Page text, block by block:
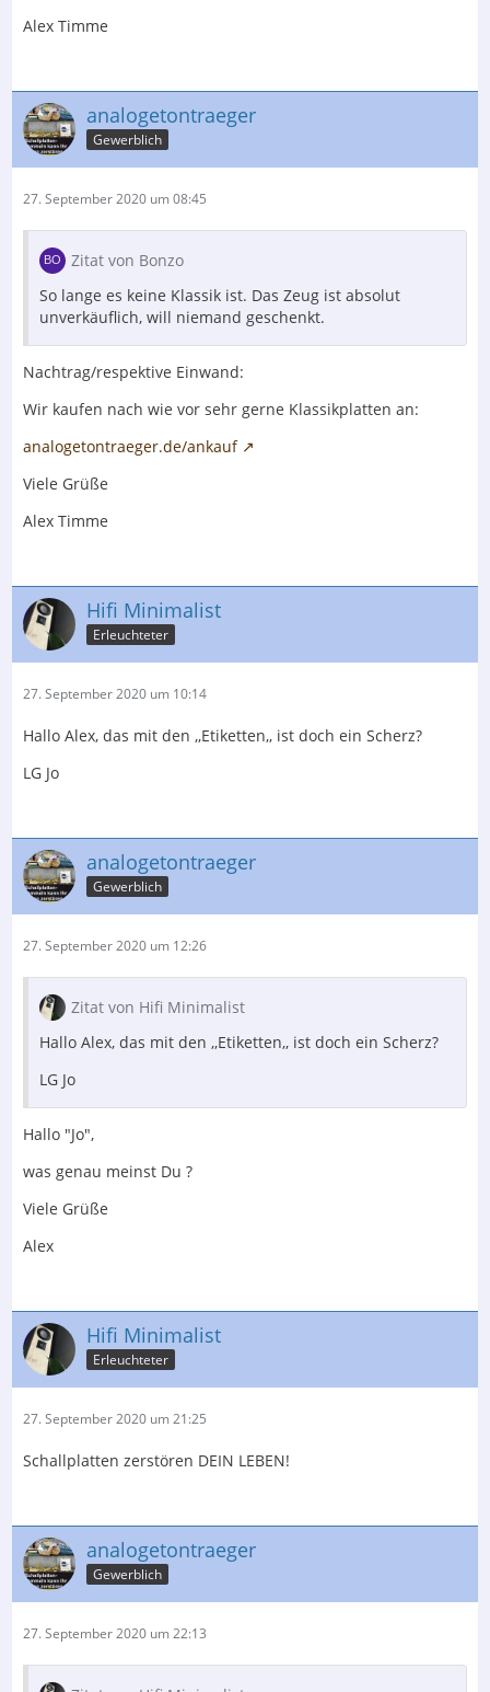
Alex Timme
analogetontraeger
Gewerblich
27. September 2020 um 08:45
Zitat von Bonzo
So lange es keine Klassik ist. Das Zeug ist absolut
unverkäuflich, will niemand geschenkt.
Nachtrag/respektive Einwand:
Wir kaufen nach wie vor sehr gerne Klassikplatten an:
analogetontraeger.de/ankauf
Viele Grüße
Alex Timme
Hifi Minimalist
Erleuchteter
27. September 2020 um 10:14
Hallo Alex, das mit den ,,Etiketten,, ist doch ein Scherz?
LG Jo
analogetontraeger
Gewerblich
27. September 2020 um 12:26
Zitat von Hifi Minimalist
Hallo Alex, das mit den ,,Etiketten,, ist doch ein Scherz?
LG Jo
Hallo "Jo",
was genau meinst Du ?
Viele Grüße
Alex
Hifi Minimalist
Erleuchteter
27. September 2020 um 21:25
Schallplatten zerstören DEIN LEBEN!
analogetontraeger
Gewerblich
27. September 2020 um 22:13